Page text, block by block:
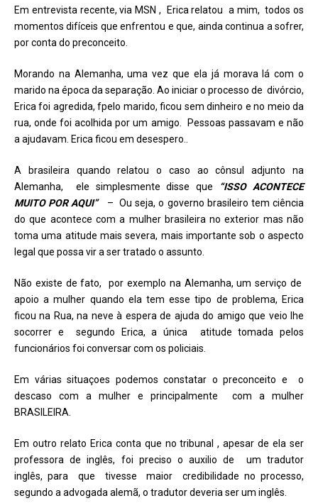
Em entrevista recente, via MSN , Erica relatou a mim, todos os
momentos difíceis que enfrentou e que, ainda continua a sofrer,
por conta do preconceito.
Morando na Alemanha, uma vez que ela já morava lá com o
marido na época da separação. Ao iniciar o processo de divórcio,
Erica foi agredida, fpelo marido, ficou sem dinheiro e no meio da
rua, onde foi acolhida por um amigo. Pessoas passavam e não
a ajudavam. Erica ficou em desespero..
A brasileira quando relatou o caso ao cônsul adjunto na
Alemanha, ele simplesmente disse que
“ISSO ACONTECE
MUITO POR AQUI”
– Ou seja, o governo brasileiro tem ciência
do que acontece com a mulher brasileira no exterior mas não
toma uma atitude mais severa, mais importante sob o aspecto
legal que possa vir a ser tratado o assunto.
Não existe de fato, por exemplo na Alemanha, um serviço de
apoio a mulher quando ela tem esse tipo de problema, Erica
ficou na Rua, na neve à espera de ajuda do amigo que veio lhe
socorrer e segundo Erica, a única atitude tomada pelos
funcionários foi conversar com os policiais.
Em várias situaçoes podemos constatar o preconceito e o
descaso com a mulher e principalmente com a mulher
BRASILEIRA.
Em outro relato Erica conta que no tribunal , apesar de ela ser
professora de inglês, foi preciso o auxilio de um tradutor
inglês, para que tivesse maior credibilidade no processo,
segundo a advogada alemã, o tradutor deveria ser um inglês.